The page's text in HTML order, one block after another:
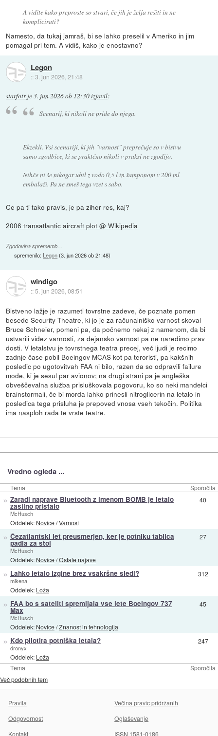
A vidite kako preproste so stvari, če jih je želja rešiti in ne
komplicirati?
Namesto, da tukaj jamraš, bi se lahko preselil v Ameriko in jim
pomagal pri tem. A vidiš, kako je enostavno?
Legon
::3. jun 2026, 21:48
starfotrje3. jun 2026 ob 12:30izjavil:
Scenarij, ki nikoli ne pride do njega.
Ekzekli. Vsi scenariji, ki jih "varnost" preprečuje so v bistvu
samo zgodbice, ki se praktčno nikoli v praksi ne zgodijo.
Nihče ni še nikogar ubil z vodo 0,5 l in šamponom v 200 ml
embalaži. Pa ne smeš tega vzet s sabo.
Ce pa ti tako pravis, je pa ziher res, kaj?
2006 transatlantic aircraft plot @ Wikipedia
Zgodovina sprememb…
spremenilo: Legon(3. jun 2026 ob 21:48)
windigo
::5. jun 2026, 08:51
Bistveno lažje je razumeti tovrstne zadeve, če poznate pomen
besede Security Theatre, ki jo je za računalniško varnost skoval
Bruce Schneier, pomeni pa, da počnemo nekaj z namenom, da bi
ustvarili videz varnosti, za dejansko varnost pa ne naredimo prav
dosti. V letalstvu je tovrstnega teatra precej, več ljudi je recimo
zadnje čase pobil Boeingov MCAS kot pa teroristi, pa kakšnih
posledic po ugotovitvah FAA ni bilo, razen da so odpravili failure
mode, ki je sesul par avionov; na drugi strani pa je angleška
obveščevalna služba prisluškovala pogovoru, ko so neki mandelci
brainstormali, če bi morda lahko prinesli nitroglicerin na letalo in
posledica tega prisluha je prepoved vnosa vseh tekočin. Politika
ima nasploh rada te vrste teatre.
Vredno ogleda ...
Tema Sporočila
Tema Sporočila
» Zaradi naprave Bluetooth z imenom BOMB je letalo
zasilno pristalo
McHusch
Oddelek: Novice/Varnost
40
» Čezatlantski let preusmerjen, ker je potniku tablica
padla za stol
McHusch
Oddelek: Novice/Ostale najave
27
» Lahko letalo izgine brez vsakršne sledi?
mikena
Oddelek: Loža
312
» FAA bo s sateliti spremljala vse lete Boeingov 737
Max
McHusch
Oddelek: Novice/Znanost in tehnologija
45
» Kdo pilotira potniška letala?
dronyx
Oddelek: Loža
247
Več podobnih tem
Pravila
Večina pravic pridržanih
Odgovornost
Oglaševanje
Kontakt
ISSN 1581-0186